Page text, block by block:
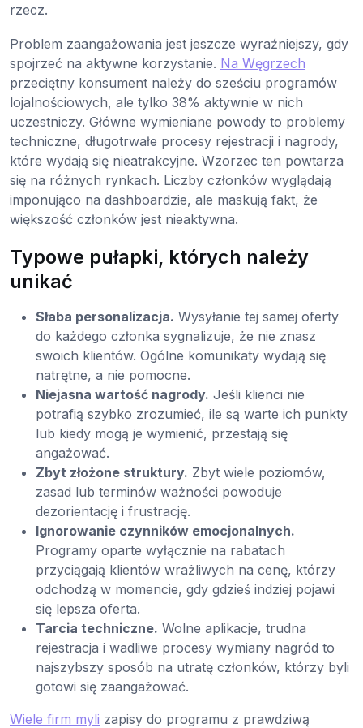
rzecz.
Problem zaangażowania jest jeszcze wyraźniejszy, gdy
spojrzeć na aktywne korzystanie. Na Węgrzech
przeciętny konsument należy do sześciu programów
lojalnościowych, ale tylko 38% aktywnie w nich
uczestniczy. Główne wymieniane powody to problemy
techniczne, długotrwałe procesy rejestracji i nagrody,
które wydają się nieatrakcyjne. Wzorzec ten powtarza
się na różnych rynkach. Liczby członków wyglądają
imponująco na dashboardzie, ale maskują fakt, że
większość członków jest nieaktywna.
Typowe pułapki, których należy
unikać
Słaba personalizacja. Wysyłanie tej samej oferty
do każdego członka sygnalizuje, że nie znasz
swoich klientów. Ogólne komunikaty wydają się
natrętne, a nie pomocne.
Niejasna wartość nagrody. Jeśli klienci nie
potrafią szybko zrozumieć, ile są warte ich punkty
lub kiedy mogą je wymienić, przestają się
angażować.
Zbyt złożone struktury. Zbyt wiele poziomów,
zasad lub terminów ważności powoduje
dezorientację i frustrację.
Ignorowanie czynników emocjonalnych.
Programy oparte wyłącznie na rabatach
przyciągają klientów wrażliwych na cenę, którzy
odchodzą w momencie, gdy gdzieś indziej pojawi
się lepsza oferta.
Tarcia techniczne. Wolne aplikacje, trudna
rejestracja i wadliwe procesy wymiany nagród to
najszybszy sposób na utratę członków, którzy byli
gotowi się zaangażować.
Wiele firm myli zapisy do programu z prawdziwą